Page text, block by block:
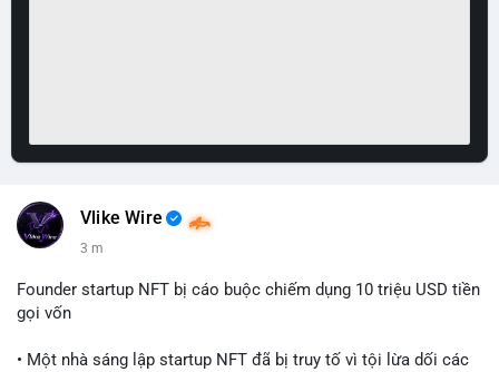
Vlike Wire
3 m
Founder startup NFT bị cáo buộc chiếm dụng 10 triệu USD tiền
gọi vốn
• Một nhà sáng lập startup NFT đã bị truy tố vì tội lừa dối các